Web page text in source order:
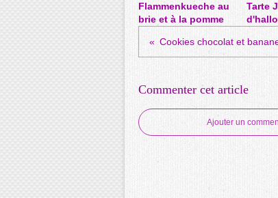
Flammenkueche au
brie et à la pomme
Tarte
Cookies chocolat et
Commenter cet article
Ajouter un